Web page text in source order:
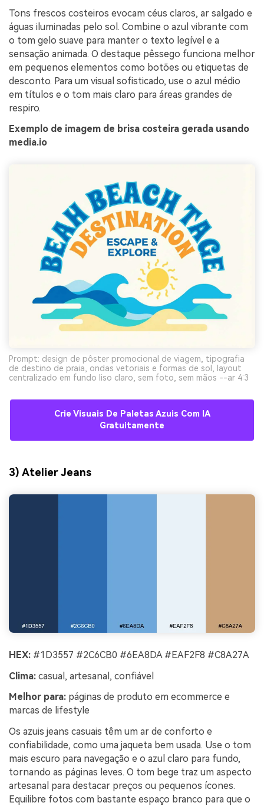
Tons frescos costeiros evocam céus claros, ar salgado e
águas iluminadas pelo sol. Combine o azul vibrante com
o tom gelo suave para manter o texto legível e a
sensação animada. O destaque pêssego funciona melhor
em pequenos elementos como botões ou etiquetas de
desconto. Para um visual sofisticado, use o azul médio
em títulos e o tom mais claro para áreas grandes de
respiro.
Exemplo de imagem de brisa costeira gerada usando
media.io
Prompt: design de pôster promocional de viagem, tipografia
de destino de praia, ondas vetoriais e formas de sol, layout
centralizado em fundo liso claro, sem foto, sem mãos --ar 4:3
Crie Visuais De Paletas Azuis Com IA
Gratuitamente
3) Atelier Jeans
HEX: #1D3557 #2C6CB0 #6EA8DA #EAF2F8 #C8A27A
Clima: casual, artesanal, confiável
Melhor para: páginas de produto em ecommerce e
marcas de lifestyle
Os azuis jeans casuais têm um ar de conforto e
confiabilidade, como uma jaqueta bem usada. Use o tom
mais escuro para navegação e o azul claro para fundo,
tornando as páginas leves. O tom bege traz um aspecto
artesanal para destacar preços ou pequenos ícones.
Equilibre fotos com bastante espaço branco para que o